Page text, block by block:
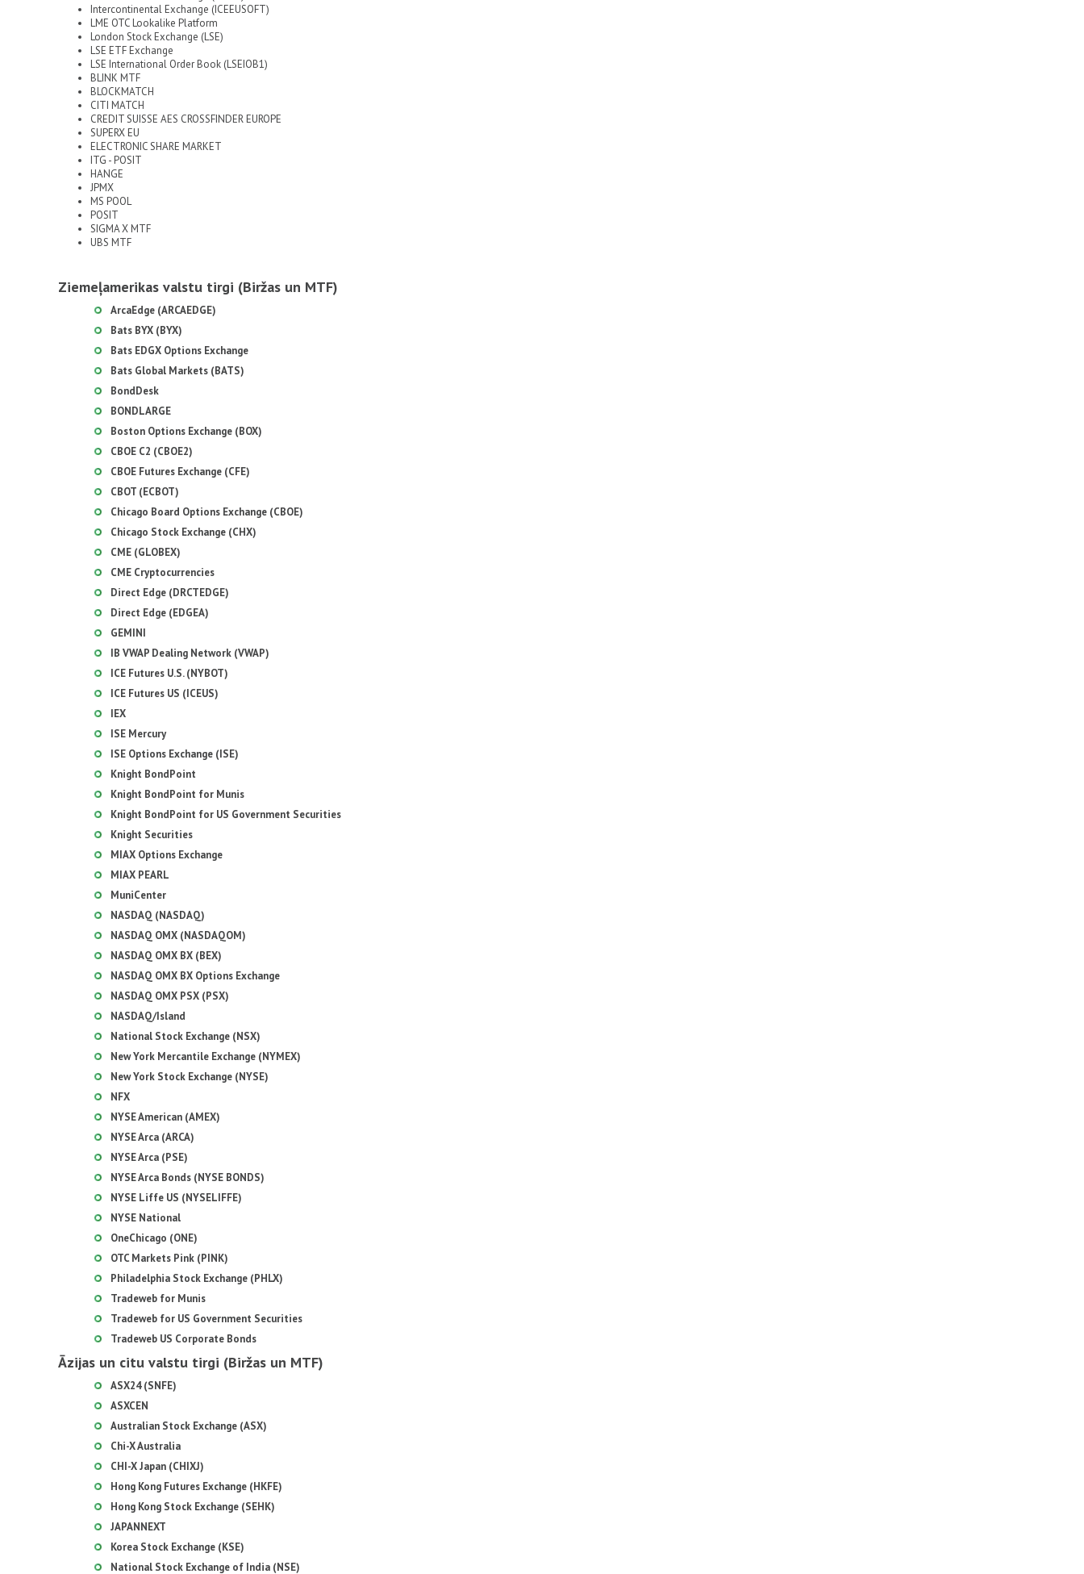
Intercontinental Exchange (ICEEUSOFT)
LME OTC Lookalike Platform
London Stock Exchange (LSE)
LSE ETF Exchange
LSE International Order Book (LSEIOB1)
BLINK MTF
BLOCKMATCH
CITI MATCH
CREDIT SUISSE AES CROSSFINDER EUROPE
SUPERX EU
ELECTRONIC SHARE MARKET
ITG - POSIT
HANGE
JPMX
MS POOL
POSIT
SIGMA X MTF
UBS MTF
Ziemeļamerikas valstu tirgi (Biržas un MTF)
ArcaEdge (ARCAEDGE)
Bats BYX (BYX)
Bats EDGX Options Exchange
Bats Global Markets (BATS)
BondDesk
BONDLARGE
Boston Options Exchange (BOX)
CBOE C2 (CBOE2)
CBOE Futures Exchange (CFE)
CBOT (ECBOT)
Chicago Board Options Exchange (CBOE)
Chicago Stock Exchange (CHX)
CME (GLOBEX)
CME Cryptocurrencies
Direct Edge (DRCTEDGE)
Direct Edge (EDGEA)
GEMINI
IB VWAP Dealing Network (VWAP)
ICE Futures U.S. (NYBOT)
ICE Futures US (ICEUS)
IEX
ISE Mercury
ISE Options Exchange (ISE)
Knight BondPoint
Knight BondPoint for Munis
Knight BondPoint for US Government Securities
Knight Securities
MIAX Options Exchange
MIAX PEARL
MuniCenter
NASDAQ (NASDAQ)
NASDAQ OMX (NASDAQOM)
NASDAQ OMX BX (BEX)
NASDAQ OMX BX Options Exchange
NASDAQ OMX PSX (PSX)
NASDAQ/Island
National Stock Exchange (NSX)
New York Mercantile Exchange (NYMEX)
New York Stock Exchange (NYSE)
NFX
NYSE American (AMEX)
NYSE Arca (ARCA)
NYSE Arca (PSE)
NYSE Arca Bonds (NYSE BONDS)
NYSE Liffe US (NYSELIFFE)
NYSE National
OneChicago (ONE)
OTC Markets Pink (PINK)
Philadelphia Stock Exchange (PHLX)
Tradeweb for Munis
Tradeweb for US Government Securities
Tradeweb US Corporate Bonds
Āzijas un citu valstu tirgi (Biržas un MTF)
ASX24 (SNFE)
ASXCEN
Australian Stock Exchange (ASX)
Chi-X Australia
CHI-X Japan (CHIXJ)
Hong Kong Futures Exchange (HKFE)
Hong Kong Stock Exchange (SEHK)
JAPANNEXT
Korea Stock Exchange (KSE)
National Stock Exchange of India (NSE)